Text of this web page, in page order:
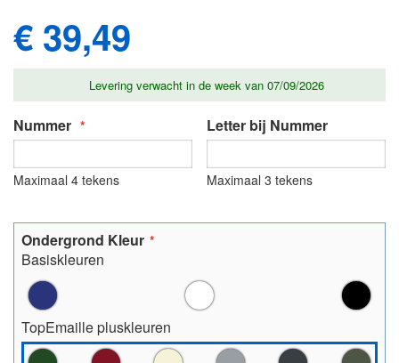
€ 39,49
Levering verwacht in de week van 07/09/2026
Nummer
Maximaal 4 tekens
Letter bij Nummer
Maximaal 3 tekens
Ondergrond Kleur
Basiskleuren
TopEmaille pluskleuren